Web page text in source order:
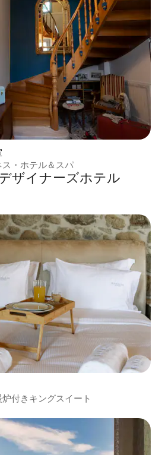
・ホテル＆スパ
ザイナーズホテル
付きキングスイート